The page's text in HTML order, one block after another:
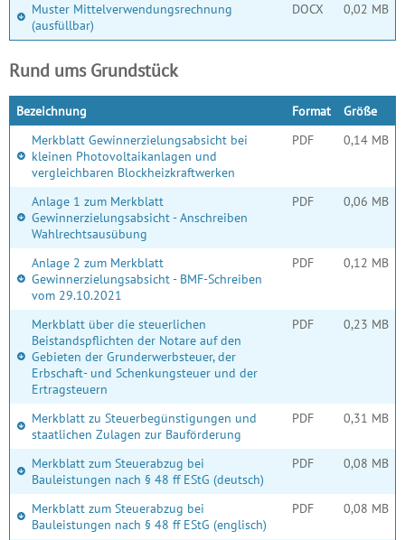
Muster Mittelverwendungsrechnung
(ausfüllbar)
DOCX 0,02 MB
Rund ums Grundstück
Bezeichnung Format
Größe
Merkblatt Gewinnerzielungsabsicht bei
kleinen Photovoltaikanlagen und
vergleichbaren Blockheizkraftwerken
PDF 0,14 MB
Anlage 1 zum Merkblatt
Gewinnerzielungsabsicht - Anschreiben
Wahlrechtsausübung
PDF 0,06 MB
Anlage 2 zum Merkblatt
Gewinnerzielungsabsicht - BMF-Schreiben
vom 29.10.2021
PDF 0,12 MB
Merkblatt über die steuerlichen
Beistandspflichten der Notare auf den
Gebieten der Grunderwerbsteuer, der
Erbschaft- und Schenkungsteuer und der
Ertragsteuern
PDF 0,23 MB
Merkblatt zu Steuerbegünstigungen und
staatlichen Zulagen zur Bauförderung
PDF 0,31 MB
Merkblatt zum Steuerabzug bei
Bauleistungen nach § 48 ff EStG (deutsch)
PDF 0,08 MB
Merkblatt zum Steuerabzug bei
Bauleistungen nach § 48 ff EStG (englisch)
PDF 0,08 MB